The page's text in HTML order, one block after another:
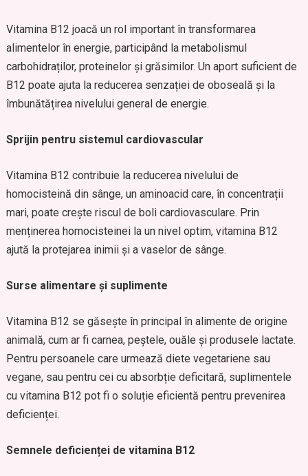
Vitamina B12 joacă un rol important în transformarea
alimentelor în energie, participând la metabolismul
carbohidraților, proteinelor și grăsimilor. Un aport suficient de
B12 poate ajuta la reducerea senzației de oboseală și la
îmbunătățirea nivelului general de energie.
Sprijin pentru sistemul cardiovascular
Vitamina B12 contribuie la reducerea nivelului de
homocisteină din sânge, un aminoacid care, în concentrații
mari, poate crește riscul de boli cardiovasculare. Prin
menținerea homocisteinei la un nivel optim, vitamina B12
ajută la protejarea inimii și a vaselor de sânge.
Surse alimentare și suplimente
Vitamina B12 se găsește în principal în alimente de origine
animală, cum ar fi carnea, peștele, ouăle și produsele lactate.
Pentru persoanele care urmează diete vegetariene sau
vegane, sau pentru cei cu absorbție deficitară, suplimentele
cu vitamina B12 pot fi o soluție eficientă pentru prevenirea
deficienței.
Semnele deficienței de vitamina B12